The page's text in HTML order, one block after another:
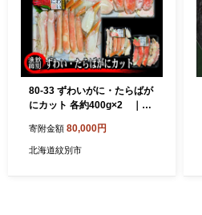
80-33 ずわいがに・たらばが
にカット 各約400g×2 ｜無
らばかに 高品質
寄附金額 80,000円
北海道紋別市